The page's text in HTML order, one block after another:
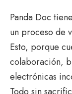
Panda Doc
un proceso de
Esto, porque
colaboración,
electrónicas
Todo sin